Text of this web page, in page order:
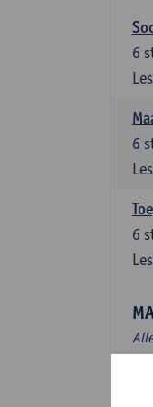
6
6
6